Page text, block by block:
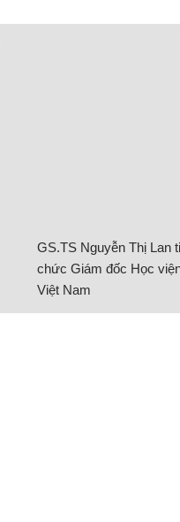
GS.TS Nguyễn Thị Lan
chức Giám đốc Học
Việt Nam